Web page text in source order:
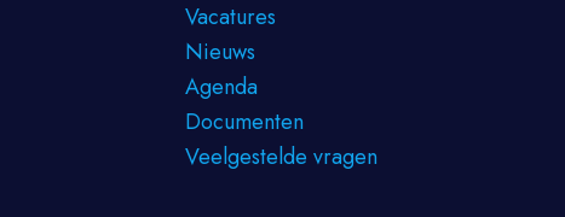
Vacatures
Nieuws
Agenda
Documenten
Veelgestelde vragen